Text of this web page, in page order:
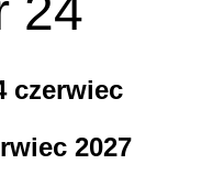
czerwiec
2027